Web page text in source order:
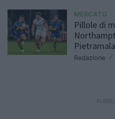
MERCATO
Pillole di
Pietramala
Redazione /